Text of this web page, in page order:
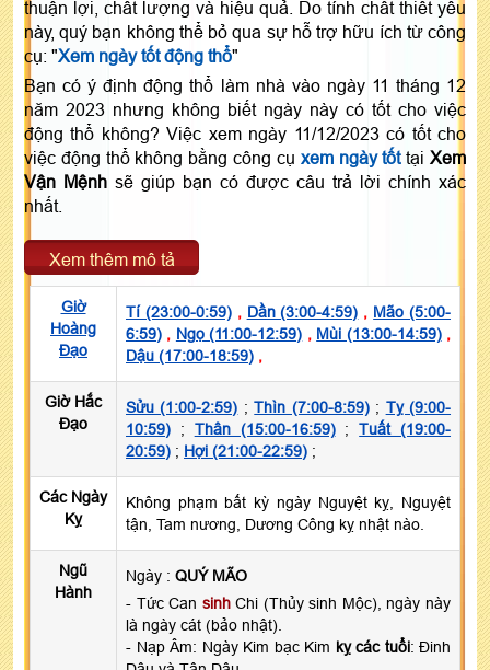
thuận lợi, chất lượng và hiệu quả. Do tính chất thiết yếu
này, quý bạn không thể bỏ qua sự hỗ trợ hữu ích từ công
cụ: "Xem ngày tốt động thổ"
Bạn có ý định động thổ làm nhà vào ngày 11 tháng 12
năm 2023 nhưng không biết ngày này có tốt cho việc
động thổ không? Việc xem ngày 11/12/2023 có tốt cho
việc động thổ không bằng công cụ xem ngày tốttạiXem
Vận Mệnh sẽ giúp bạn có được câu trả lời chính xác
nhất.
Xem thêm mô tả
Giờ
Hoàng
Đạo
Tí (23:00-0:59), Dần (3:00-4:59) , Mão (5:00-
6:59) , Ngọ (11:00-12:59) , Mùi (13:00-14:59),
Dậu (17:00-18:59) ,
Giờ Hắc
Đạo
Sửu (1:00-2:59) ;Thìn (7:00-8:59); Tỵ (9:00-
10:59) ; Thân (15:00-16:59);Tuất (19:00-
20:59) ; Hợi (21:00-22:59) ;
Các Ngày
Kỵ
Không phạm bất kỳ ngày Nguyệt kỵ, Nguyệt
tận, Tam nương, Dương Công kỵ nhật nào.
Ngũ
Hành
Ngày : QUÝ MÃO
- Tức Can sinhChi (Thủy sinh Mộc), ngày này
là ngày cát (bảo nhật).
- Nạp Âm: Ngày Kim bạc Kim kỵ các tuổi: Đinh